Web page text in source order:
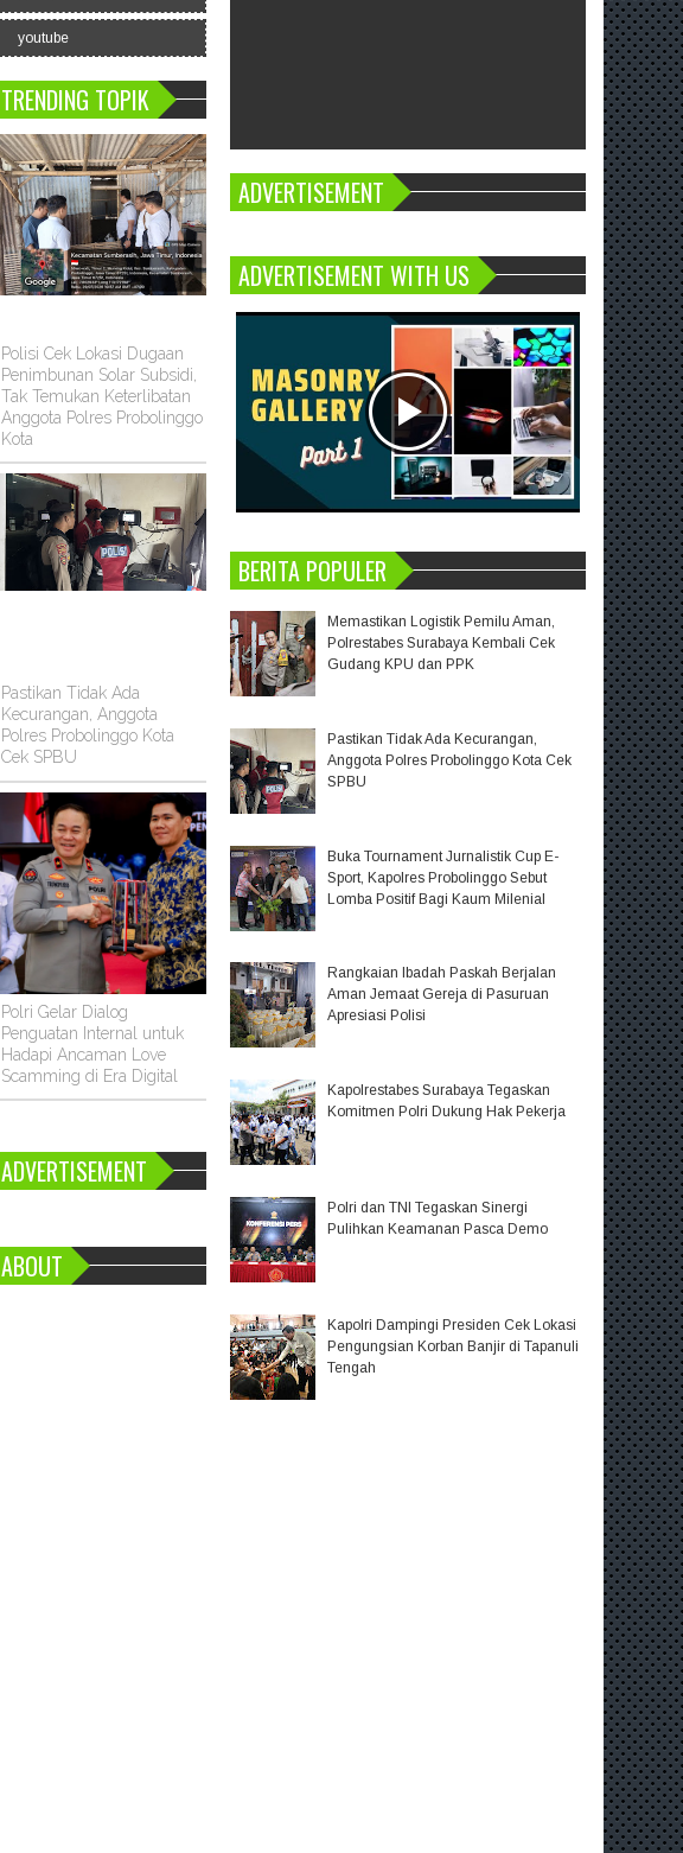
youtube
TRENDING TOPIK
Polisi Cek Lokasi Dugaan
Penimbunan Solar Subsidi,
Tak Temukan Keterlibatan
Anggota Polres Probolinggo
Kota
Pastikan Tidak Ada
Kecurangan, Anggota
Polres Probolinggo Kota
Cek SPBU
Polri Gelar Dialog
Penguatan Internal untuk
Hadapi Ancaman Love
Scamming di Era Digital
ADVERTISEMENT
ABOUT
ADVERTISEMENT
ADVERTISEMENT WITH US
BERITA POPULER
Memastikan Logistik Pemilu Aman,
Polrestabes Surabaya Kembali Cek
Gudang KPU dan PPK
Pastikan Tidak Ada Kecurangan,
Anggota Polres Probolinggo Kota Cek
SPBU
Buka Tournament Jurnalistik Cup E-
Sport, Kapolres Probolinggo Sebut
Lomba Positif Bagi Kaum Milenial
Rangkaian Ibadah Paskah Berjalan
Aman Jemaat Gereja di Pasuruan
Apresiasi Polisi
Kapolrestabes Surabaya Tegaskan
Komitmen Polri Dukung Hak Pekerja
Polri dan TNI Tegaskan Sinergi
Pulihkan Keamanan Pasca Demo
Kapolri Dampingi Presiden Cek Lokasi
Pengungsian Korban Banjir di Tapanuli
Tengah